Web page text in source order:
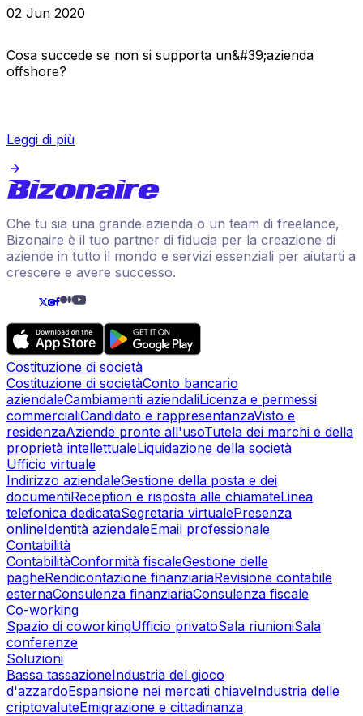
02 Jun 2020
Cosa succede se non si supporta un&#39;azienda
offshore?
Leggi di più
Che tu sia una grande azienda o un team di freelance,
Bizonaire è il tuo partner di fiducia per la creazione di
aziende in tutto il mondo e servizi essenziali per aiutarti a
crescere e avere successo.
Costituzione di società
Costituzione di societàConto bancario
aziendaleCambiamenti aziendaliLicenza e permessi
commercialiCandidato e rappresentanzaVisto e
residenzaAziende pronte all'usoTutela dei marchi e della
proprietà intellettualeLiquidazione della società
Ufficio virtuale
Indirizzo aziendaleGestione della posta e dei
documentiReception e risposta alle chiamateLinea
telefonica dedicataSegretaria virtualePresenza
onlineIdentità aziendaleEmail professionale
Contabilità
ContabilitàConformità fiscaleGestione delle
pagheRendicontazione finanziariaRevisione contabile
esternaConsulenza finanziariaConsulenza fiscale
Co-working
Spazio di coworkingUfficio privatoSala riunioniSala
conferenze
Soluzioni
Bassa tassazioneIndustria del gioco
d'azzardoEspansione nei mercati chiaveIndustria delle
criptovaluteEmigrazione e cittadinanza